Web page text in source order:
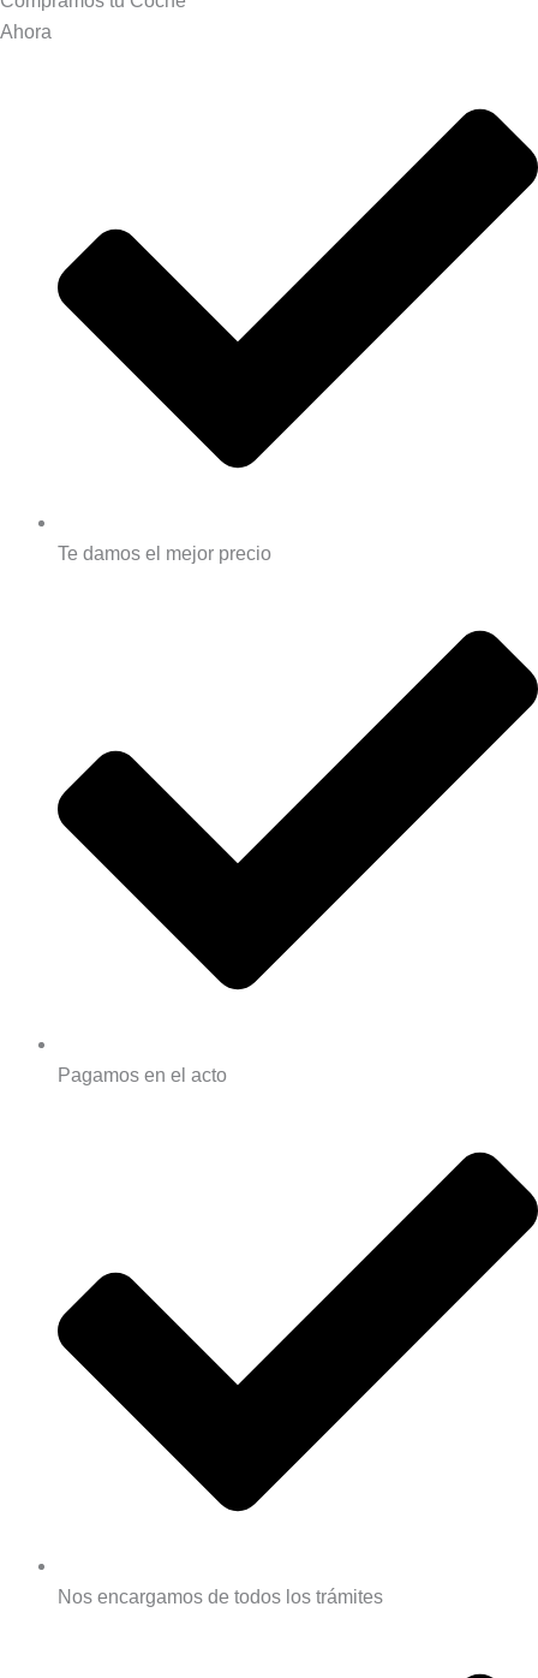
Ahora
Te damos el mejor precio
Pagamos en el acto
Nos encargamos de todos los trámites